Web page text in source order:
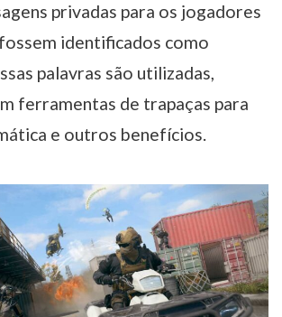
privadas para os jogadores
identificados como
palavras são utilizadas,
ferramentas de trapaças para
e outros benefícios.